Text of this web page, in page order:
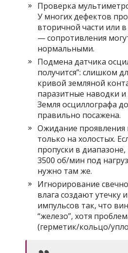
Проверка
У многих дефектов
вторичной части или
— сопротивления
нормальными.
Подмена датчика
получится”: слишком
кривой земляной
паразитные наводки
Земля осциллографа
правильно посажена.
Ожидание проявления
только на холостых.
пропуски в
3500 об/мин под
нужно там же.
Игнорирование
влага создают утечку
импульсов так, что
“железо”, хотя
(герметик/кольцо/